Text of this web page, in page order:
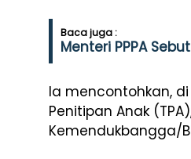
Baca juga :
Menteri PPPA
Ia mencontohkan,
Penitipan Anak
Kemendukbangga/